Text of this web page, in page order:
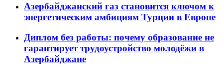
Азербайджанский газ становится ключом к
энергетическим амбициям Турции в Европе
Диплом без работы: почему образование не
гарантирует трудоустройство молодёжи в
Азербайджане